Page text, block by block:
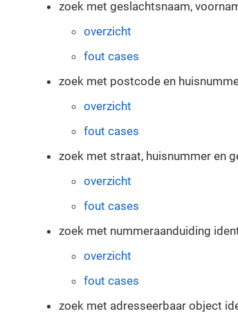
zoek met geslachtsnaam,
overzicht
fout cases
zoek met postcode en
overzicht
fout cases
zoek met straat, huisnummer en
overzicht
fout cases
zoek met nummeraanduiding
overzicht
fout cases
zoek met adresseerbaar object